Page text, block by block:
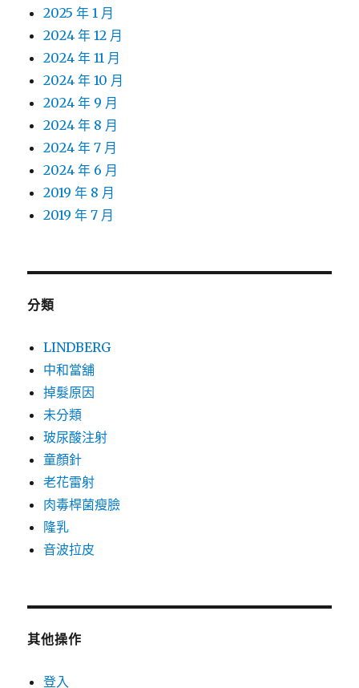
2025 年 1 月
2024 年 12 月
2024 年 11 月
2024 年 10 月
2024 年 9 月
2024 年 8 月
2024 年 7 月
2024 年 6 月
2019 年 8 月
2019 年 7 月
分類
LINDBERG
中和當舖
掉髮原因
未分類
玻尿酸注射
童顏針
老花雷射
肉毒桿菌瘦臉
隆乳
音波拉皮
其他操作
登入